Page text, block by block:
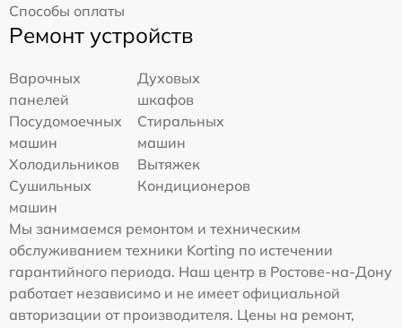
Способы оплаты
Ремонт устройств
Варочных
панелей
Духовых
шкафов
Посудомоечных
машин
Стиральных
машин
Холодильников
Вытяжек
Сушильных
машин
Кондиционеров
Мы занимаемся ремонтом и техническим
обслуживанием техники Korting по истечении
гарантийного периода. Наш центр в Ростове-на-Дону
работает независимо и не имеет официальной
авторизации от производителя. Цены на ремонт,